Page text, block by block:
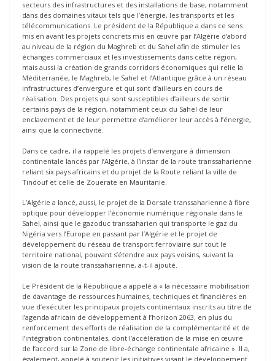
secteurs des infrastructures et des installations de base, notamment
dans des domaines vitaux tels que l’énergie, les transports et les
télécommunications. Le président de la République a dans ce sens
mis en avant les projets concrets mis en œuvre par l’Algérie d’abord
au niveau de la région du Maghreb et du Sahel afin de stimuler les
échanges commerciaux et les investissements dans cette région,
mais aussi la création de grands corridors économiques qui relie la
Méditerranée, le Maghreb, le Sahel et l’Atlantique grâce à un réseau
infrastructures d’envergure et qui sont d’ailleurs en cours de
réalisation. Des projets qui sont susceptibles d’ailleurs de sortir
certains pays de la région, notamment ceux du Sahel de leur
enclavement et de leur permettre d’améliorer leur accès à l’énergie,
ainsi que la connectivité.
Dans ce cadre, il a rappelé les projets d’envergure à dimension
continentale lancés par l’Algérie, à l’instar de la route transsaharienne
reliant six pays africains et du projet de la Route reliant la ville de
Tindouf et celle de Zouerate en Mauritanie.
L’Algérie a lancé, aussi, le projet de la Dorsale transsaharienne à fibre
optique pour développer l’économie numérique régionale dans le
Sahel, ainsi que le gazoduc transsaharien qui transporte le gaz du
Nigéria vers l’Europe en passant par l’Algérie et le projet de
développement du réseau de transport ferroviaire sur tout le
territoire national, pouvant s’étendre aux pays voisins, suivant la
vision de la route transsaharienne, a-t-il ajouté.
Le Président de la République a appelé à « la nécessaire mobilisation
de davantage de ressources humaines, techniques et financières en
vue d’exécuter les principaux projets continentaux inscrits au titre de
l’agenda africain de développement à l’horizon 2063, en plus du
renforcement des efforts de réalisation de la complémentarité et de
l’intégration continentales, dont l’accélération de la mise en œuvre
de l’accord sur la Zone de libre-échange continentale africaine ». Il a,
également, appelé à soutenir les initiatives visant le développement